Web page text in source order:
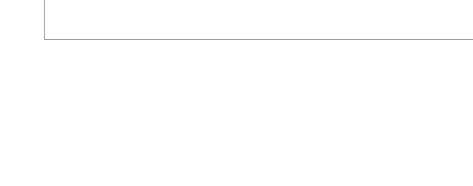
vandalismo contra a